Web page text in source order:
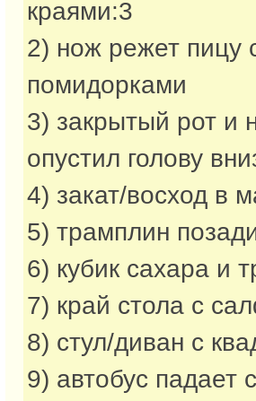
краями:3
2) нож режет пицу
помидорками
3) закрытый рот и
опустил голову
4) закат/восход в
5) трамплин
6) кубик сахара и
7) край стола с
8) стул/диван с
9) автобус падает